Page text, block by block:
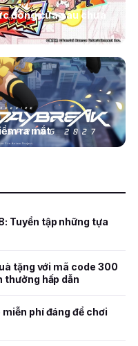
đóng cửa sau chưa
ra mắt
Tuyển tập những tựa
tặng với mã code 300
thưởng hấp dẫn
phí đáng để chơi